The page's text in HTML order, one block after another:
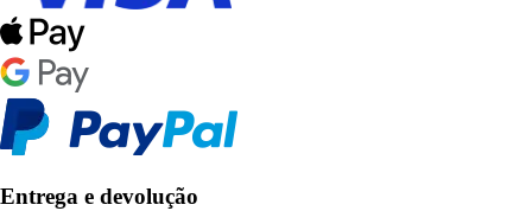
Entrega e devolução